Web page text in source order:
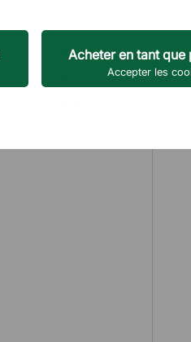
Acheter en tant que
Accepter les
5